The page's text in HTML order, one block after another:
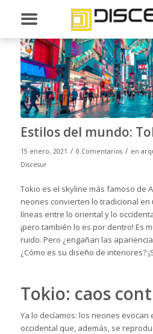
Estilos del mundo:
15 enero, 2021 / 0 Comentarios / en
Discesur
Tokio es el skyline más famoso de
neones convierten lo tradicional
líneas entre lo oriental y lo
¡pero también lo es por dentro! Es
ruido. Pero ¿engañan las
¿Cómo es su diseño de interiores?
Tokio: caos
Ya lo decíamos: los neones evocan
occidental que, además, se